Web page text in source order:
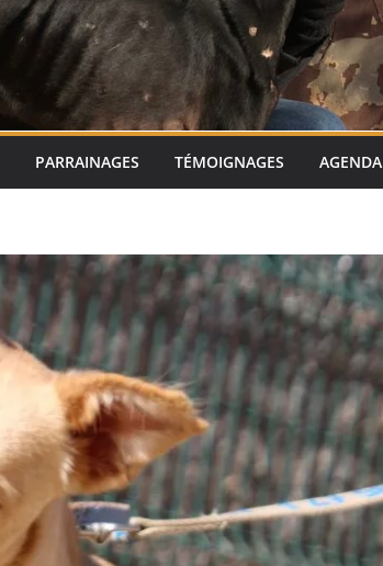
PARRAINAGES TÉMOIGNAGES AGENDA